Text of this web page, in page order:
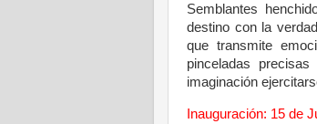
Semblantes
destino con la
que transmite
pinceladas
imaginación
Inauguración: 15 de